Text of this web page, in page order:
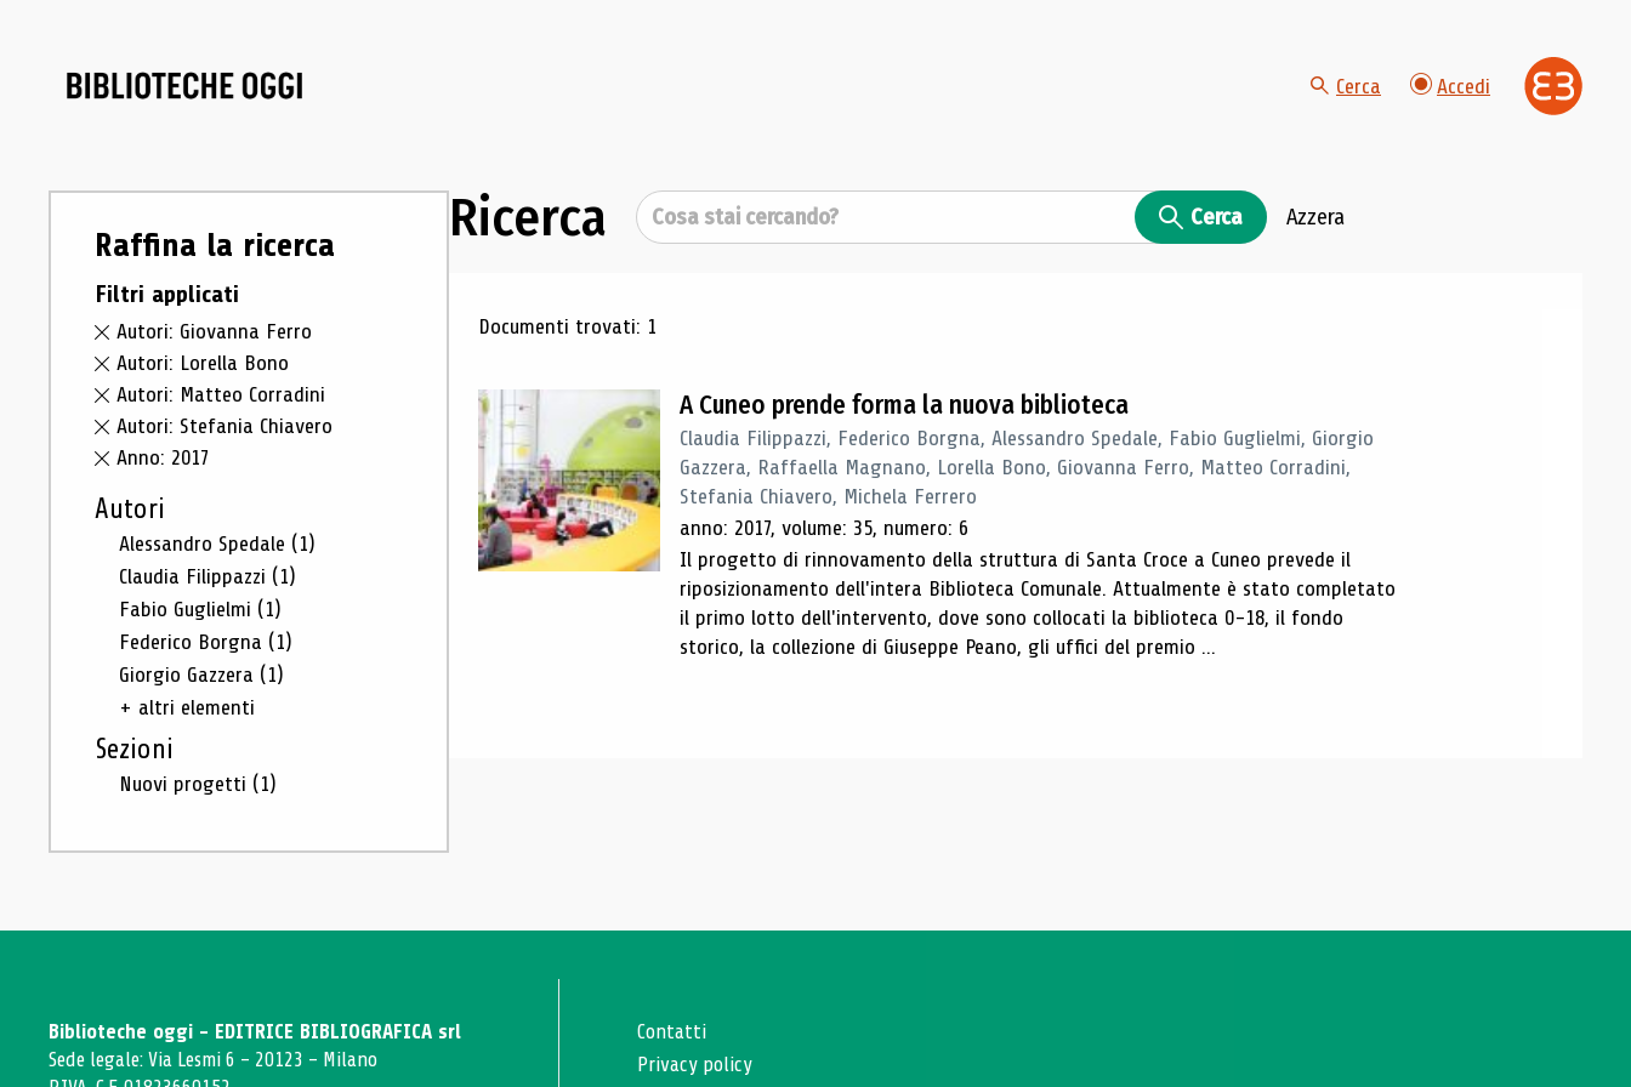
Cerca Accedi
Raffina la ricerca
Filtri applicati
Autori: Giovanna Ferro
Autori: Lorella Bono
Autori: Matteo Corradini
Autori: Stefania Chiavero
Anno: 2017
Autori
Alessandro Spedale (1)
Claudia Filippazzi (1)
Fabio Guglielmi (1)
Federico Borgna (1)
Giorgio Gazzera (1)
+ altri elementi
Sezioni
Nuovi progetti (1)
Ricerca Cerca Cerca Azzera
Risultati di ricerca
Documenti trovati: 1
A Cuneo prende forma la nuova biblioteca
Claudia Filippazzi, Federico Borgna, Alessandro Spedale, Fabio Guglielmi, Giorgio
Gazzera, Raffaella Magnano, Lorella Bono, Giovanna Ferro, Matteo Corradini,
Stefania Chiavero, Michela Ferrero
anno: 2017, volume: 35, numero: 6
Il progetto di rinnovamento della struttura di Santa Croce a Cuneo prevede il
riposizionamento dell'intera Biblioteca Comunale. Attualmente è stato completato
il primo lotto dell'intervento, dove sono collocati la biblioteca 0-18, il fondo
storico, la collezione di Giuseppe Peano, gli uffici del premio ...
Biblioteche oggi - EDITRICE BIBLIOGRAFICA srl
Sede legale: Via Lesmi 6 - 20123 - Milano
Contatti
Privacy policy